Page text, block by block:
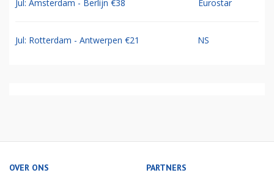
Jul: Amsterdam - Berlijn €38 Eurostar
Jul: Rotterdam - Antwerpen €21 NS
OVER ONS PARTNERS